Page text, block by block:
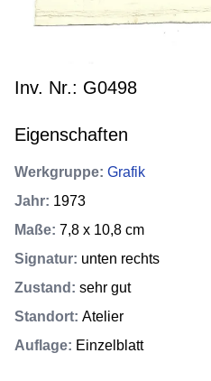
Inv. Nr.: G0498
Eigenschaften
Werkgruppe: Grafik
Jahr: 1973
Maße: 7,8 x 10,8 cm
Signatur: unten rechts
Zustand : sehr gut
Standort: Atelier
Auflage: Einzelblatt